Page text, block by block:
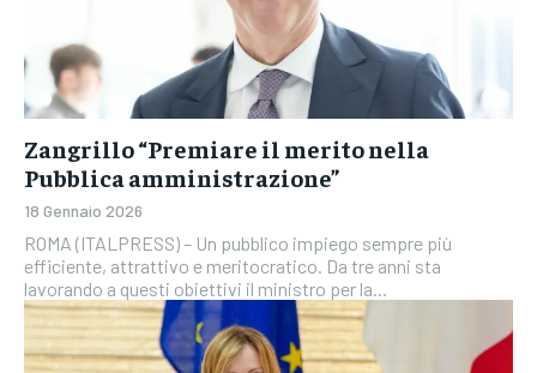
Zangrillo “Premiare il merito nella
Pubblica amministrazione”
18 Gennaio 2026
ROMA (ITALPRESS) – Un pubblico impiego sempre più
efficiente, attrattivo e meritocratico. Da tre anni sta
lavorando a questi obiettivi il ministro per la...